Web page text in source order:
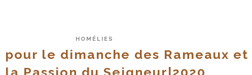
HOMÉLIES
pour le dimanche des Rameaux et
la Passion du Seigneur|2020